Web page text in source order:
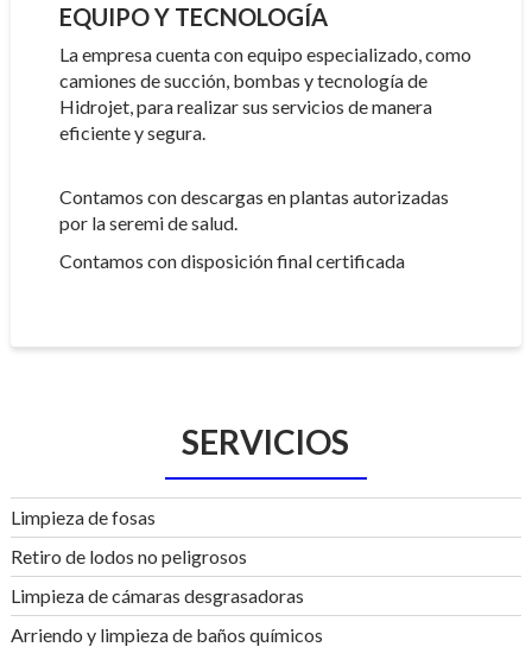
EQUIPO Y TECNOLOGÍA
La empresa cuenta con equipo especializado, como
camiones de succión, bombas y tecnología de
Hidrojet, para realizar sus servicios de manera
eficiente y segura.
Contamos con descargas en plantas autorizadas
por la seremi de salud.
Contamos con disposición final certificada
SERVICIOS
Limpieza de fosas
Retiro de lodos no peligrosos
Limpieza de cámaras desgrasadoras
Arriendo y limpieza de baños químicos